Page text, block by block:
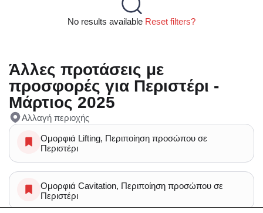
No results available Reset filters?
Άλλες προτάσεις με
προσφορές για Περιστέρι -
Μάρτιος 2025
Αλλαγή περιοχής
Ομορφιά Lifting, Περιποίηση προσώπου σε
Περιστέρι
Ομορφιά Cavitation, Περιποίηση προσώπου σε
Περιστέρι